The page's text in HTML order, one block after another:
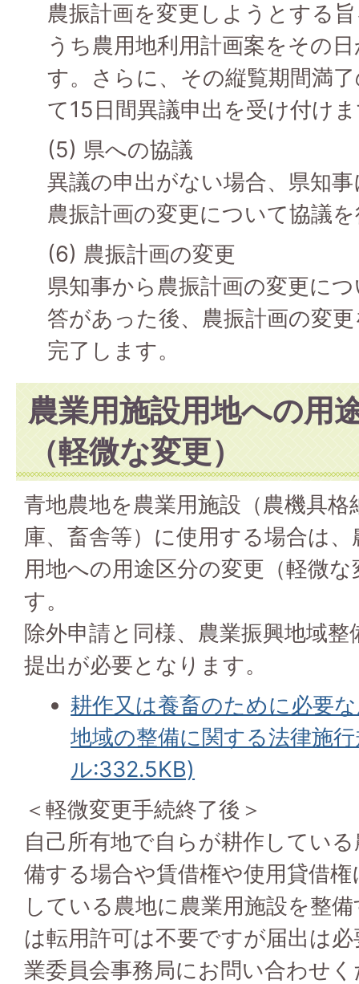
農振計画を変更しようとする
うち農用地利用計画案をその
す。さらに、その縦覧期間満
て15日間異議申出を受け付け
(5) 県への協議
異議の申出がない場合、県知
農振計画の変更について協議
(6) 農振計画の変更
県知事から農振計画の変更に
答があった後、農振計画の変
完了します。
農業用施設用地への用
（軽微な変更）
青地農地を農業用施設（農機具格
庫、畜舎等）に使用する場合は
用地への用途区分の変更（軽微
す。
除外申請と同様、農業振興地域
提出が必要となります。
耕作又は養畜のために必要
地域の整備に関する法律施
ル:332.5KB)
＜軽微変更手続終了後＞
自己所有地で自らが耕作してい
備する場合や賃借権や使用貸借
している農地に農業用施設を整
は転用許可は不要ですが届出は
業委員会事務局にお問い合わせ